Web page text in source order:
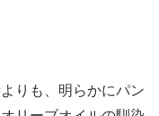
りも、明らかにパン